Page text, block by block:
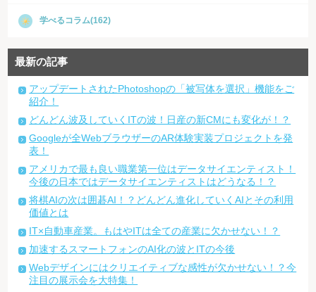
学べるコラム(162)
最新の記事
アップデートされたPhotoshopの「被写体を選択」機能をご
紹介！
どんどん波及していくITの波！日産の新CMにも変化が！？
Googleが全WebブラウザーのAR体験実装プロジェクトを発
表！
アメリカで最も良い職業第一位はデータサイエンティスト！
今後の日本ではデータサイエンティストはどうなる！？
将棋AIの次は囲碁AI！？どんどん進化していくAIとその利用
価値とは
IT×自動車産業。もはやITは全ての産業に欠かせない！？
加速するスマートフォンのAI化の波とITの今後
Webデザインにはクリエイティブな感性が欠かせない！？今
注目の展示会を大特集！